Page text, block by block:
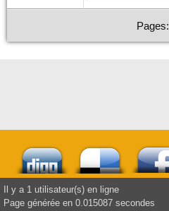
Pages:
Il y a 1 utilisateur(s) en ligne
Page générée en 0.015087 secondes